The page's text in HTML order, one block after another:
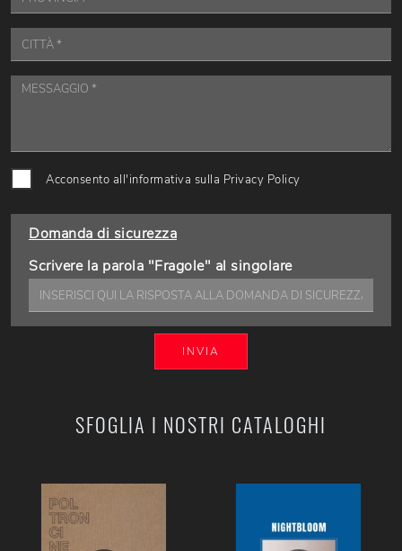
SFOGLIA I NOSTRI CATALOGHI
Acconsento all'informativa sulla Privacy Policy
Domanda di sicurezza
Scrivere la parola "Fragole" al singolare
INVIA